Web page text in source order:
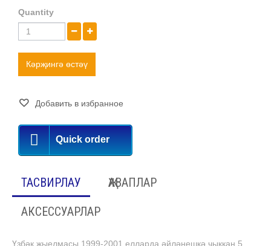
Quantity
Кәрҗингә өстәү
Добавить в избранное
Quick order
ТАСВИРЛАУ
ҖАВАПЛАР
АКСЕССУАРЛАР
Үзбәк җыелмасы 1999-2001 елларда әйләнешкә чыккан 5